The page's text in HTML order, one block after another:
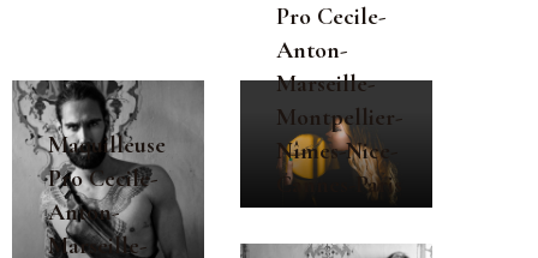
Maquilleuse
Pro Cecile-
Anton-
Marseille-
Pro Cecile-
Anton-
Marseille-
Montpellier-
Nîmes-Nice-
Cannes-Paris